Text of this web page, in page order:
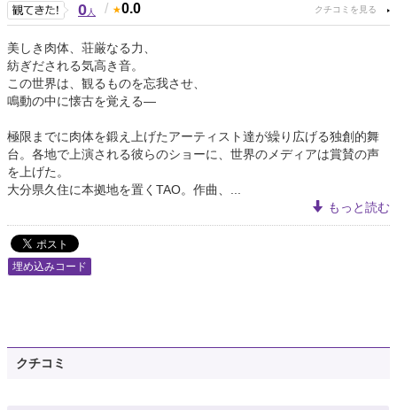
0人 / 0.0
美しき肉体、荘厳なる力、
紡ぎだされる気高き音。
この世界は、観るものを忘我させ、
鳴動の中に懐古を覚える—
極限までに肉体を鍛え上げたアーティスト達が繰り広げる独創的舞
台。各地で上演される彼らのショーに、世界のメディアは賞賛の声
を上げた。
大分県久住に本拠地を置くTAO。作曲、...
もっと読む
埋め込みコード
クチコミ